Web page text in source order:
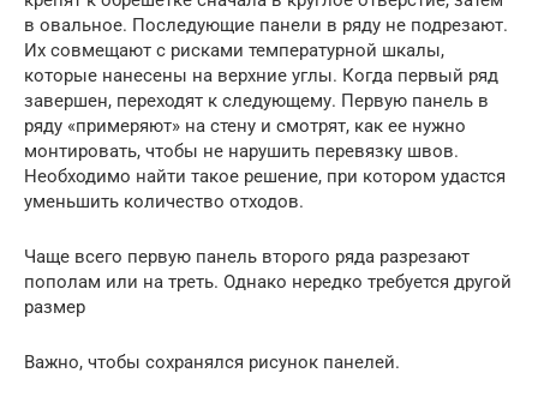
в овальное. Последующие панели в ряду не подрезают.
Их совмещают с рисками температурной шкалы,
которые нанесены на верхние углы. Когда первый ряд
завершен, переходят к следующему. Первую панель в
ряду «примеряют» на стену и смотрят, как ее нужно
монтировать, чтобы не нарушить перевязку швов.
Необходимо найти такое решение, при котором удастся
уменьшить количество отходов.
Чаще всего первую панель второго ряда разрезают
пополам или на треть. Однако нередко требуется другой
размер
Важно, чтобы сохранялся рисунок панелей.